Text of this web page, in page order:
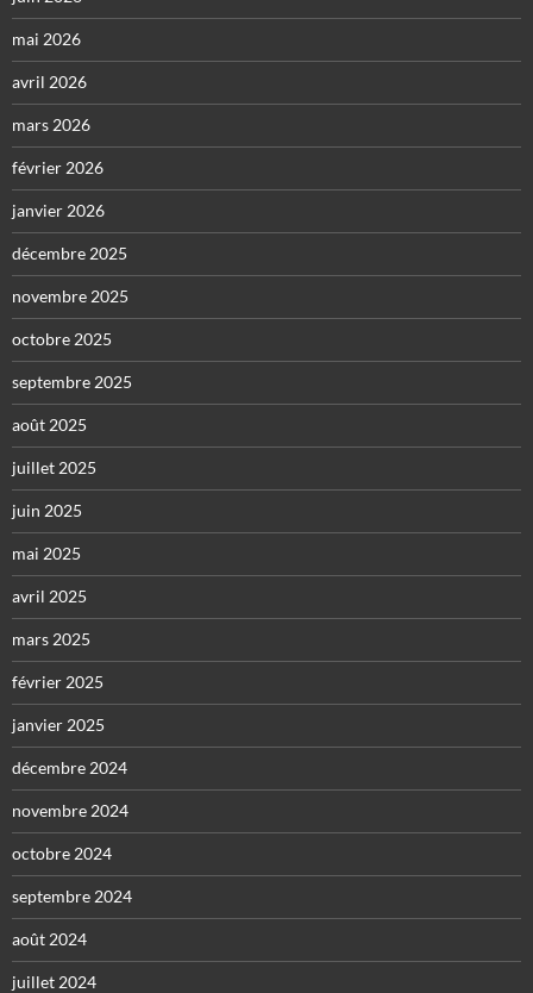
mai 2026
avril 2026
mars 2026
février 2026
janvier 2026
décembre 2025
novembre 2025
octobre 2025
septembre 2025
août 2025
juillet 2025
juin 2025
mai 2025
avril 2025
mars 2025
février 2025
janvier 2025
décembre 2024
novembre 2024
octobre 2024
septembre 2024
août 2024
juillet 2024